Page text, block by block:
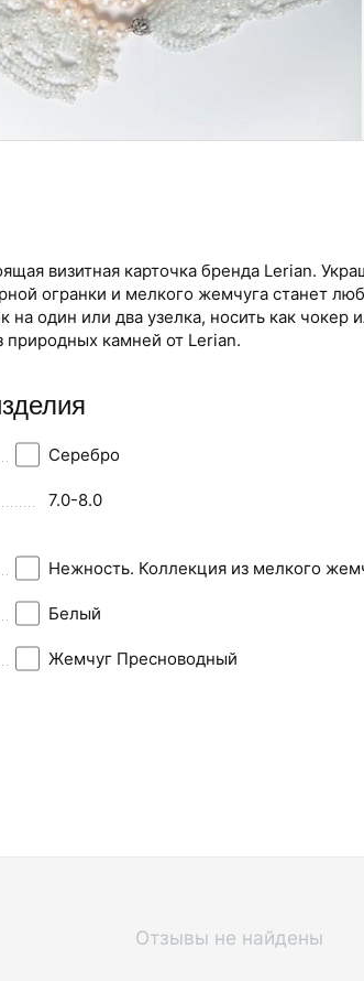
визитная карточка бренда Lerian.
огранки и мелкого жемчуга станет
на один или два узелка, носить как
камней от Lerian.
Серебро
7.0-8.0
Нежность. Коллекция из мелкого
Белый
Жемчуг Пресноводный
Отзывы не найдены